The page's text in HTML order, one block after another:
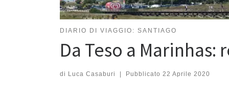
DIARIO DI VIAGGIO: SANTIAGO
Da Teso a
di Luca Casaburi Pubblicato 22 Aprile 2020